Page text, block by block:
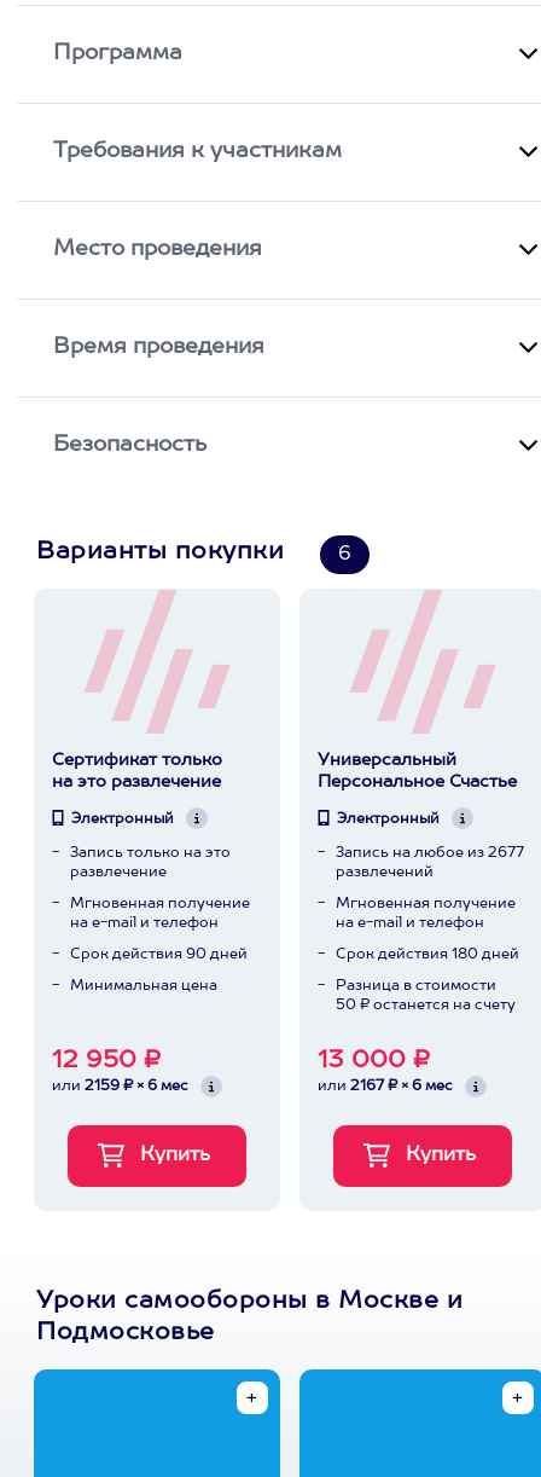
Программа
Требования к участникам
Место проведения
Время проведения
Безопасность
Варианты покупки 6
Сертификат только
на это развлечение
Электронный
Запись только на это
развлечение
Мгновенная получение
на e-mail и телефон
Срок действия 90 дней
Минимальная цена
12 950 ₽
или 2159 ₽ × 6 мес
Универсальный
Персональное Счастье
Электронный
Запись на любое из 2677
развлечений
Мгновенная получение
на e-mail и телефон
Срок действия 180 дней
Разница в стоимости
50 ₽ останется на счету
13 000 ₽
или 2167 ₽ × 6 мес
Уроки самообороны в Москве и
Подмосковье